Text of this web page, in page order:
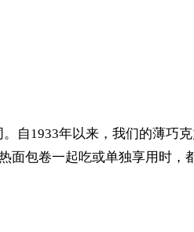
。自1933年以来，我们的薄巧
面包卷一起吃或单独享用时，